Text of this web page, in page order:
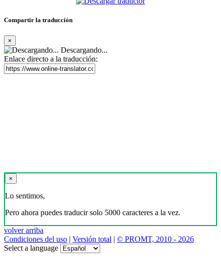
Compartir la traducción
×
Descargando...
Enlace directo a la traducción:
×
Lo sentimos,
Pero ahora puedes traducir solo 5000 caracteres a la vez.
volver arriba
Condiciones del uso | Versión total | © PROMT, 2010 - 2026
Select a language